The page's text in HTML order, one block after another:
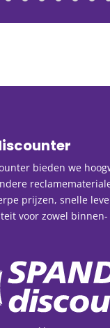
bieden we
prijzen, snelle
voor zowel